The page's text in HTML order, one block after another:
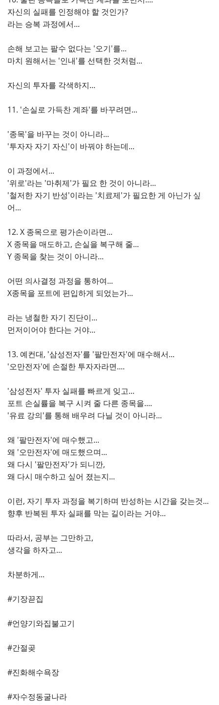
자신의 실패를 인정해야 할 것인가?
라는 승복 과정에서...
손해 보고는 팔수 없다는 '오기'를...
마치 원해서는 '인내'를 선택한 것처럼...
자신의 투자를 각색하지...
11. '손실로 가득찬 계좌'를 바꾸려면...
'종목'을 바꾸는 것이 아니라...
'투자자 자기 자신'이 바꿔야 하는데...
이 과정에서...
'위로'라는 '마취제'가 필요 한 것이 아니라...
'철저한 자기 반성'이라는 '치료제'가 필요한 게 아닌가 싶
어...
12. X 종목으로 평가손이라면...
X 종목을 매도하고, 손실을 복구해 줄...
Y 종목을 찾는 것이 아니라...
어떤 의사결정 과정을 통하여...
X종목을 포트에 편입하게 되었는가...
라는 냉철한 자기 진단이...
먼저이어야 한다는 거야...
13. 예컨대, '삼성전자'를 '팔만전자'에 매수해서...
'오만전자'에 손절한 투자자라면....
'삼성전자' 투자 실패를 빠르게 잊고...
포트 손실률을 복구 시켜 줄 다른 종목을....
'유료 강의'를 통해 배우려 다닐 것이 아니라...
왜 '팔만전자'에 매수했고...
왜 '오만전자'에 매도했으며...
왜 다시 '팔만전자'가 되니깐,
왜 다시 매수하고 싶어 졌는지...
이런, 자기 투자 과정을 복기하며 반성하는 시간을 갖는것...
향후 반복된 투자 실패를 막는 길이라는 거야...
따라서, 공부는 그만하고,
생각을 하자고...
차분하게...
#기장끋집
#언양기와집불고기
#간절곶
#진화해수욕장
#자수정동굴나라